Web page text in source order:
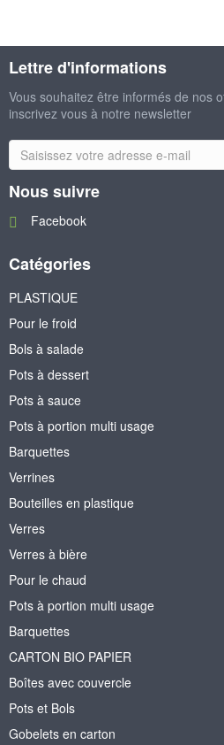
Lettre d'informations
Vous souhaitez être informés de nos
inscrivez vous à notre newsletter
Nous suivre
Facebook
Catégories
PLASTIQUE
Pour le froid
Bols à salade
Pots à dessert
Pots à sauce
Pots à portion multi usage
Barquettes
Verrines
Bouteilles en plastique
Verres
Verres à bière
Pour le chaud
Pots à portion multi usage
Barquettes
CARTON BIO PAPIER
Boîtes avec couvercle
Pots et Bols
Gobelets en carton